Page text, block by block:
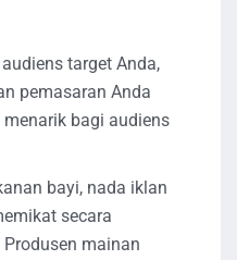
target Anda,
pemasaran Anda
bagi audiens
bayi, nada iklan
secara
mainan